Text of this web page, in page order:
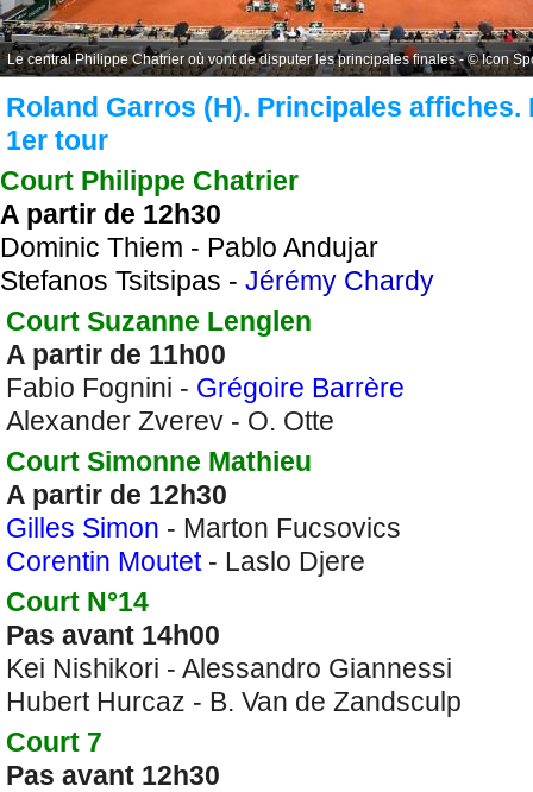
Le central Philippe Chatrier où vont de disputer les principales finales - © Icon
Roland Garros (H). Principales affiches.
1er tour
Court Philippe Chatrier
A partir de 12h30
Dominic Thiem - Pablo Andujar
Stefanos Tsitsipas - Jérémy Chardy
Court Suzanne Lenglen
A partir de 11h00
Fabio Fognini - Grégoire Barrère
Alexander Zverev - O. Otte
Court Simonne Mathieu
A partir de 12h30
Gilles Simon - Marton Fucsovics
Corentin Moutet- Laslo Djere
Court N°14
Pas avant 14h00
Kei Nishikori - Alessandro Giannessi
Hubert Hurcaz - B. Van de Zandsculp
Court 7
Pas avant 12h30